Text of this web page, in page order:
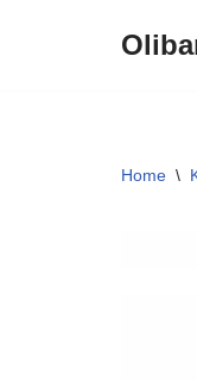
Home \